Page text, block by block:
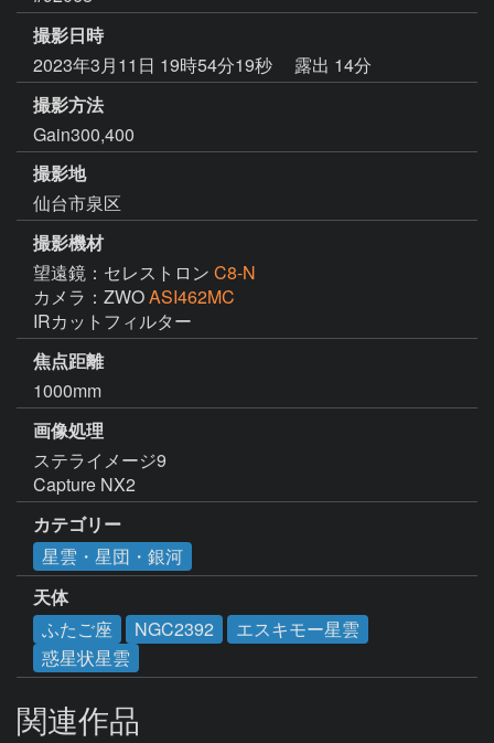
撮影日時
2023年3月11日 19時54分19秒
露出 14分
撮影方法
Gain300,400
撮影地
仙台市泉区
撮影機材
望遠鏡：セレストロン C8-N
カメラ：ZWOASI462MC
IRカットフィルター
焦点距離
1000mm
画像処理
ステライメージ9
Capture NX2
カテゴリー
星雲・星団・銀河
天体
ふたご座
NGC2392
エスキモー星雲
惑星状星雲
関連作品